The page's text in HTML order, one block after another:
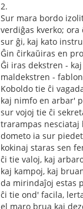
2.
Sur mara bordo
verdiĝas kverko; ora
sur ĝi, kaj kato
Ĝin ĉirkaŭiras en
Ĝi iras dekstren -
maldekstren -
Koboldo tie ĉi
kaj nimfo en arbar'
sur vojoj tie ĉi
trarampas nesciataj
dometo ia sur
kokinaj staras sen
ĉi tie valoj, kaj
kaj kampoj, kaj
da mirindaĵoj estas
ĉi tie ond' facila,
el maro brua kaj